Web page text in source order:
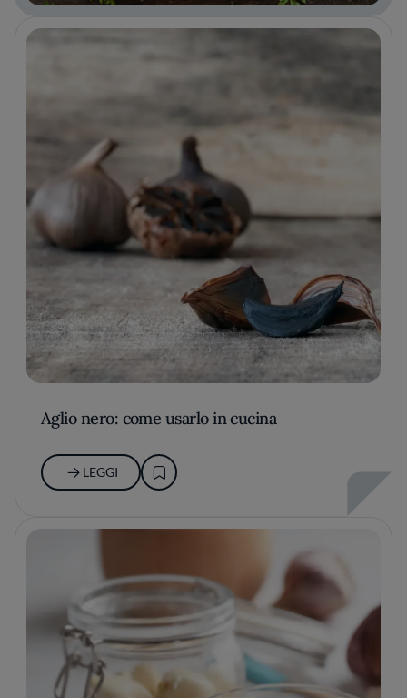
Aglio nero: come usarlo in cucina
LEGGI